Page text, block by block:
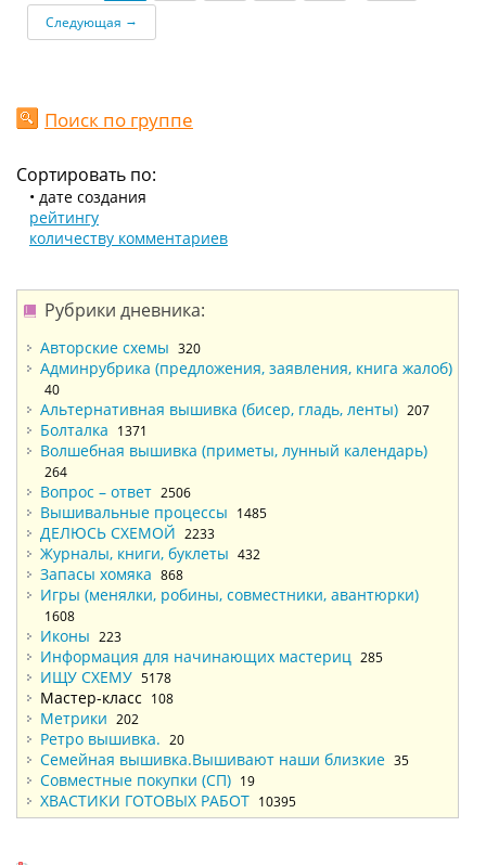
Следующая →
Поиск по группе
Сортировать по:
• дате создания
рейтингу
количеству комментариев
Рубрики дневника:
Авторские схемы 320
Админрубрика (предложения, заявления, книга жалоб)
40
Альтернативная вышивка (бисер, гладь, ленты) 207
Болталка 1371
Волшебная вышивка (приметы, лунный календарь)
264
Вопрос – ответ 2506
Вышивальные процессы 1485
ДЕЛЮСЬ СХЕМОЙ 2233
Журналы, книги, буклеты 432
Запасы хомяка 868
Игры (менялки, робины, совместники, авантюрки)
1608
Иконы 223
Информация для начинающих мастериц 285
ИЩУ СХЕМУ 5178
Мастер-класс 108
Метрики 202
Ретро вышивка. 20
Семейная вышивка.Вышивают наши близкие 35
Совместные покупки (СП) 19
ХВАСТИКИ ГОТОВЫХ РАБОТ 10395